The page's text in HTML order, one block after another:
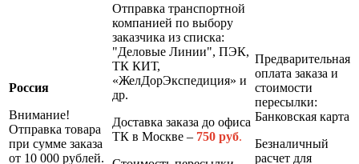
Россия
Внимание!
Отправка товара
при сумме заказа
от 10 000 рублей.
Отправка транспортной
компанией по выбору
заказчика из списка:
"Деловые Линии", ПЭК,
ТК КИТ,
«ЖелДорЭкспедиция» и
др.
Доставка заказа до офиса
ТК в Москве – 750 руб.
Предварительная
оплата заказа и
стоимости
пересылки:
Банковская карта
Безналичный
расчет для